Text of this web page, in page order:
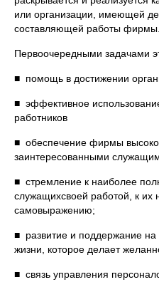
или организации, имеющей
составляющей работы фирмы.
Первоочередными задачами
■ помощь в достижении
■ эффективное
работников
■ обеспечение фирмы
заинтересованными
■ стремление к наиболее
служащихсвоей работой, к их
самовыражению;
■ развитие и поддержание на
жизни, которое делает
■ связь управления